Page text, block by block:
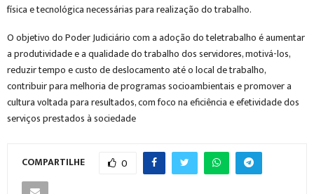
física e tecnológica necessárias para realização do trabalho.
O objetivo do Poder Judiciário com a adoção do teletrabalho é aumentar
a produtividade e a qualidade do trabalho dos servidores, motivá-los,
reduzir tempo e custo de deslocamento até o local de trabalho,
contribuir para melhoria de programas socioambientais e promover a
cultura voltada para resultados, com foco na eficiência e efetividade dos
serviços prestados à sociedade
COMPARTILHE 0